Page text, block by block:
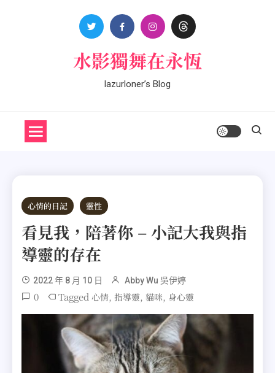
水影獨舞在永恆
lazurloner’s Blog
心情的日記 靈性
看見我，陪著你 – 小記大我與指
導靈的存在
2022 年 8 月 10 日 Abby Wu 吳伊婷
0 Tagged 心情, 指導靈, 貓咪, 身心靈